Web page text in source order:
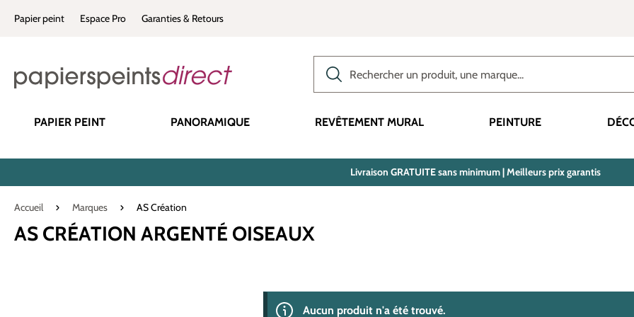
Passer à la navigation principale
Papier peint Espace Pro Garanties & Retours
PAPIER PEINT PANORAMIQUE REVÊTEMENT MURAL PEINTURE
Livraison GRATUITE sans minimum | Meilleurs prix garantis
Accueil Marques AS Création
AS CRÉATION ARGENTÉ OISEAUX
Aucun produit n'a été trouvé.